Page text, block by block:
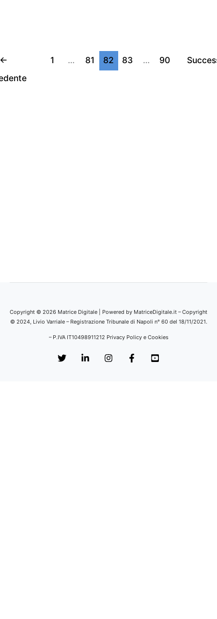
1 … 81 82 83 … 90
Copyright © 2026 Matrice Digitale | Powered by MatriceDigitale.it – Copyright
© 2024, Livio Varriale – Registrazione Tribunale di Napoli n° 60 del 18/11/2021.
– P.IVA IT10498911212 Privacy Policy e Cookies